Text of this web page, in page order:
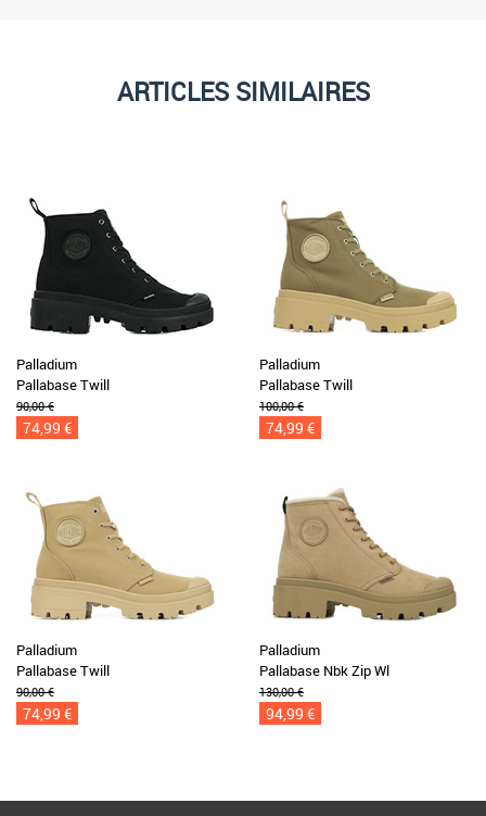
ARTICLES SIMILAIRES
Palladium
Pallabase Twill
90,00 €
74,99 €
Palladium
Pallabase Twill
100,00 €
74,99 €
Palladium
Pallabase Twill
90,00 €
74,99 €
Palladium
Pallabase Nbk Zip Wl
130,00 €
94,99 €